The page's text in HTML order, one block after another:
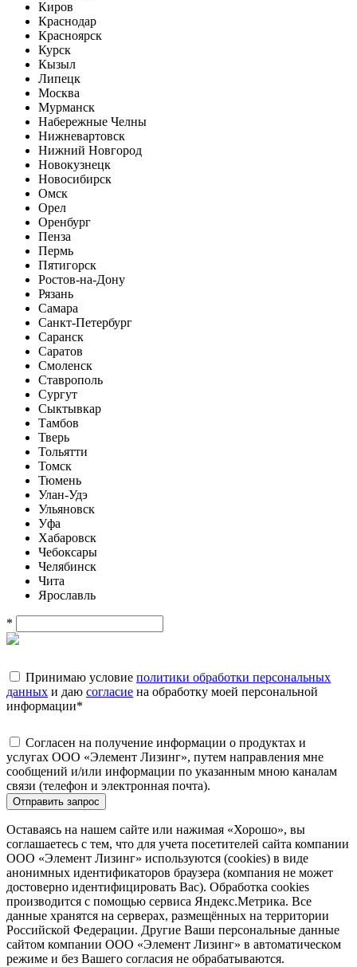
Киров
Краснодар
Красноярск
Курск
Кызыл
Липецк
Москва
Мурманск
Набережные Челны
Нижневартовск
Нижний Новгород
Новокузнецк
Новосибирск
Омск
Орел
Оренбург
Пенза
Пермь
Пятигорск
Ростов-на-Дону
Рязань
Самара
Санкт-Петербург
Саранск
Саратов
Смоленск
Ставрополь
Сургут
Сыктывкар
Тамбов
Тверь
Тольятти
Томск
Тюмень
Улан-Удэ
Ульяновск
Уфа
Хабаровск
Чебоксары
Челябинск
Чита
Ярославль
*
Принимаю условие политики обработки персональных
данных и даю согласие на обработку моей персональной
информации*
Согласен на получение информации о продуктах и
услугах ООО «Элемент Лизинг», путем направления мне
сообщений и/или информации по указанным мною каналам
связи (телефон и электронная почта).
Отправить запрос
Оставаясь на нашем сайте или нажимая «Хорошо», вы
соглашаетесь с тем, что для учета посетителей сайта компании
ООО «Элемент Лизинг» используются (cookies) в виде
анонимных идентификаторов браузера (компания не может
достоверно идентифицировать Вас). Обработка cookies
производится с помощью сервиса Яндекс.Метрика. Все
данные хранятся на серверах, размещённых на территории
Российской Федерации. Другие Ваши персональные данные
сайтом компании ООО «Элемент Лизинг» в автоматическом
режиме и без Вашего согласия не обрабатываются.